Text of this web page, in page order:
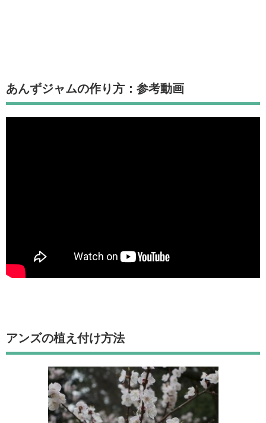
あんずジャムの作り方：参考動画
アンズの植え付け方法